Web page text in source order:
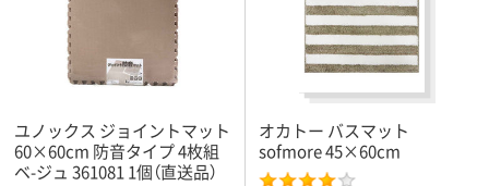
ユノックス ジョイントマット
60×60cm 防音タイプ 4枚組
ベ-ジュ 361081 1個（直送品）
オカトー バスマット
sofmore 45×60cm